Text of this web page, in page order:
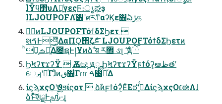
lΫϥ΢υΛ༻͍ͨγεςϜ։ൃ͕ಘҙ
lLJOUPOFΛ࢖͏ํʹศརͳαʔϏε΋ఏڙத
໊ͷLJOUPOFΤόϯδΣϦετ 
શࠃͰ໊͍ΔαΠϘ΢ζެೝLJOUPOFΤόϯδΣϦετͷ
͏ͪ໊͕ࡏ੶͍ͯ͠Δ೔ຊͰ།Ұͷձࣾ ۚय़ ར޾ ઙլ ޭ࣍ ԭ ོ҆
ϦϞʔτϫʔΫ  Ѫඤ ԭೄ ϦϞʔτϫʔΫϝϯόʔ͕ఆظతʹ
େࡕʹདྷͨΓɺͦͷٯ΋͋Γɾɾɾ ࠓ೔དྷͯΔ
ίϛϡχςΟʹϑϧίϛοτ  ձࣾͷϝϯόʔ͕ͦΕͧΕಠࣗʹߦ͍ͬͯΔίϛϡχςΟ׆ಈΛɺ
ձࣾͱͯ͠શྗͰࢧԉ͍ͯ͠·͢ɻ